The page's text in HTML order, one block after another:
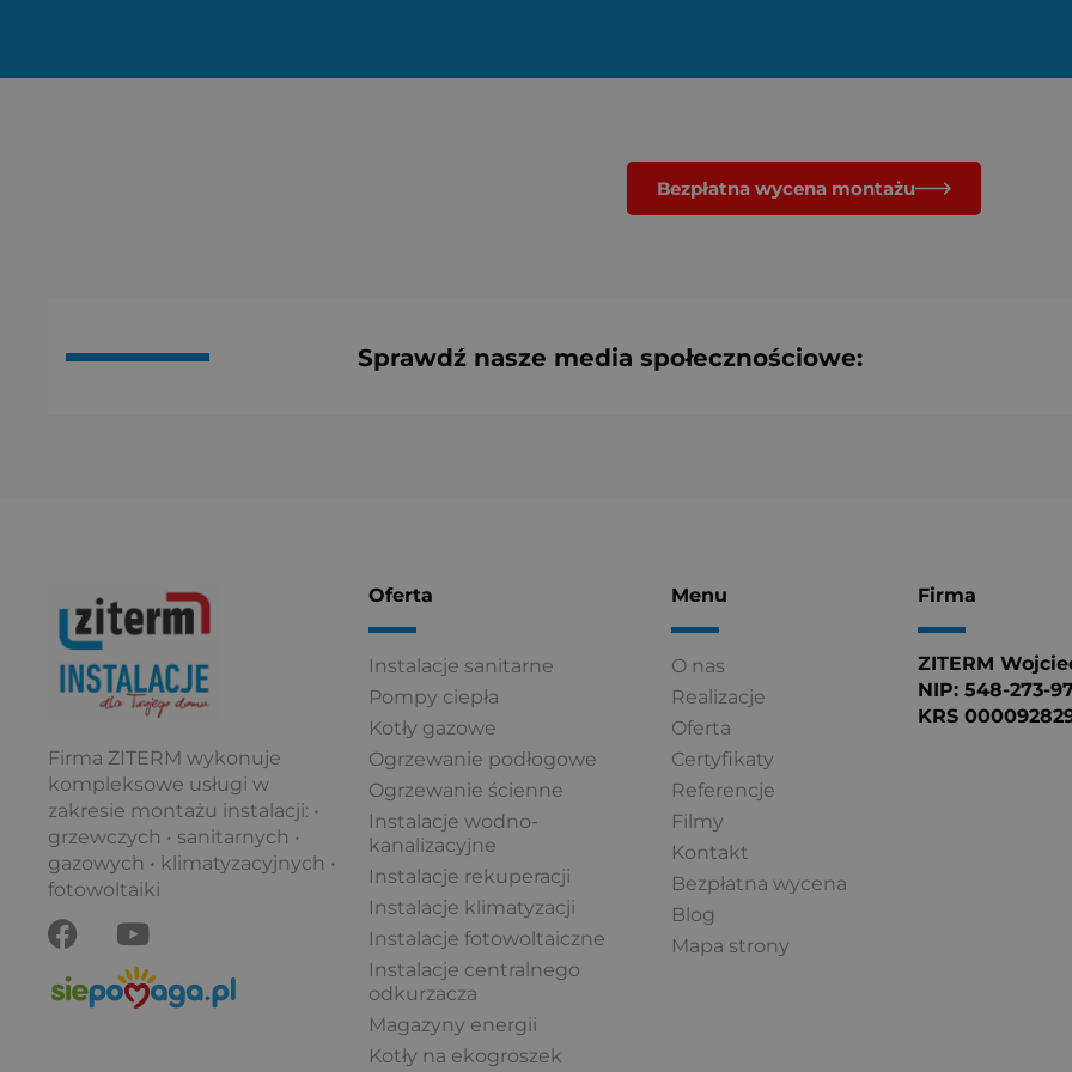
Bezpłatna wycena montażu
Sprawdź nasze media społecznościowe:
Firma ZITERM wykonuje
kompleksowe usługi w
zakresie montażu instalacji: •
grzewczych • sanitarnych •
gazowych • klimatyzacyjnych •
fotowoltaiki
F
a
c
e
Y
o
u
t
Oferta
Instalacje sanitarne
Pompy ciepła
Kotły gazowe
Ogrzewanie podłogowe
Ogrzewanie ścienne
Instalacje wodno-
kanalizacyjne
Instalacje rekuperacji
Instalacje klimatyzacji
Instalacje fotowoltaiczne
Instalacje centralnego
odkurzacza
Magazyny energii
Kotły na ekogroszek
Menu
O nas
Realizacje
Oferta
Certyfikaty
Referencje
Filmy
Kontakt
Bezpłatna wycena
Blog
Mapa strony
Firma
ZITERM
NIP: 548-273-
KRS